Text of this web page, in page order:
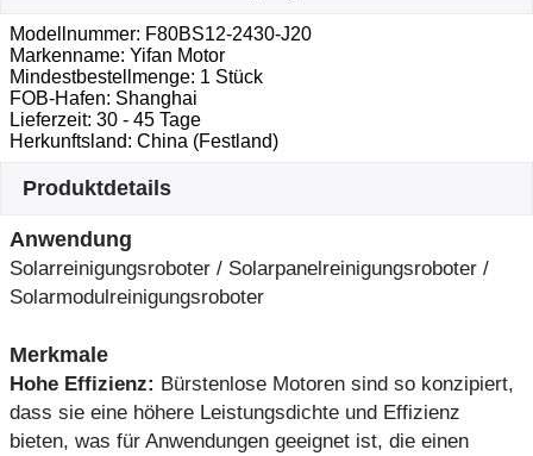
Modellnummer: F80BS12-2430-J20
Markenname: Yifan Motor
Mindestbestellmenge: 1 Stück
FOB-Hafen: Shanghai
Lieferzeit: 30 - 45 Tage
Herkunftsland: China (Festland)
Produktdetails
Anwendung
Solarreinigungsroboter / Solarpanelreinigungsroboter /
Solarmodulreinigungsroboter
Merkmale
Hohe Effizienz: Bürstenlose Motoren sind so konzipiert,
dass sie eine höhere Leistungsdichte und Effizienz
bieten, was für Anwendungen geeignet ist, die einen